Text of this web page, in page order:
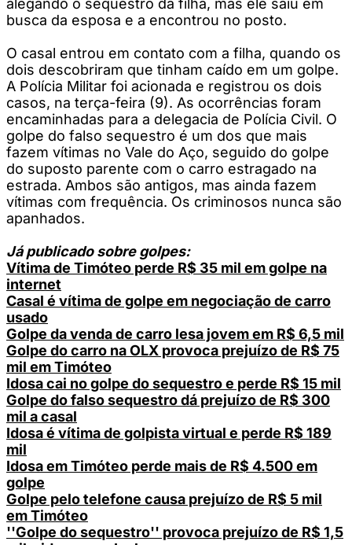
busca da esposa e a encontrou no posto.
O casal entrou em contato com a filha, quando os
dois descobriram que tinham caído em um golpe.
A Polícia Militar foi acionada e registrou os dois
casos, na terça-feira (9). As ocorrências foram
encaminhadas para a delegacia de Polícia Civil. O
golpe do falso sequestro é um dos que mais
fazem vítimas no Vale do Aço, seguido do golpe
do suposto parente com o carro estragado na
estrada. Ambos são antigos, mas ainda fazem
vítimas com frequência. Os criminosos nunca são
apanhados.
Já publicado sobre golpes:
Vítima de Timóteo perde R$ 35 mil em golpe na
internet
Casal é vítima de golpe em negociação de carro
usado
Golpe da venda de carro lesa jovem em R$ 6,5 mil
Golpe do carro na OLX provoca prejuízo de R$ 75
mil em Timóteo
Idosa cai no golpe do sequestro e perde R$ 15 mil
Golpe do falso sequestro dá prejuízo de R$ 300
mil a casal
Idosa é vítima de golpista virtual e perde R$ 189
mil
Idosa em Timóteo perde mais de R$ 4.500 em
golpe
Golpe pelo telefone causa prejuízo de R$ 5 mil
em Timóteo
''Golpe do sequestro'' provoca prejuízo de R$ 1,5